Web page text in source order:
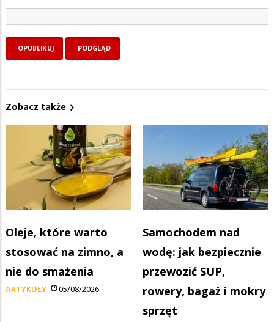
Zobacz także
Oleje, które warto
stosować na zimno, a
nie do smażenia
ARTYKUŁY 05/08/2026
Samochodem nad
wodę: jak bezpiecznie
przewozić SUP,
rowery, bagaż i mokry
sprzęt